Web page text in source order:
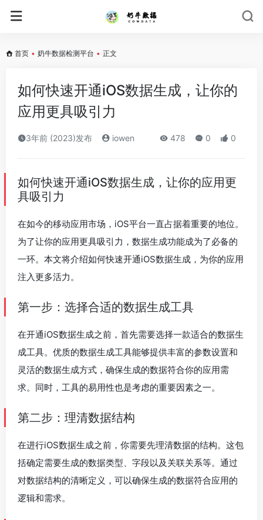
首页 • 奶牛数据检测平台 • 正文
如何快速开通iOS数据生成，让你的
应用更具吸引力
3年前 (2023)发布 iowen 478 0 0
如何快速开通iOS数据生成，让你的应用更
具吸引力
在如今的移动应用市场，iOS平台一直占据着重要的地位。
为了让你的应用更具吸引力，数据生成功能成为了必备的
一环。本文将介绍如何快速开通iOS数据生成，为你的应用
注入更多活力。
第一步：选择合适的数据生成工具
在开通iOS数据生成之前，首先需要选择一款适合的数据生
成工具。优质的数据生成工具能够提供丰富的参数设置和
灵活的数据生成方式，确保生成的数据符合你的应用需
求。同时，工具的易用性也是考虑的重要因素之一。
第二步：理清数据结构
在进行iOS数据生成之前，你需要先理清数据的结构。这包
括确定需要生成的数据类型、字段以及关联关系等。通过
对数据结构的清晰定义，可以确保生成的数据符合应用的
逻辑和需求。